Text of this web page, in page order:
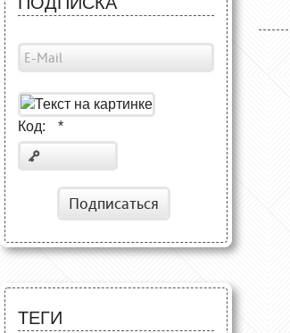
Код: *
Подписаться
ТЕГИ